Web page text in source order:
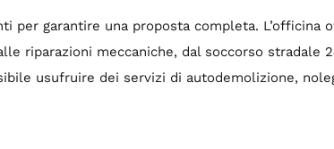
per garantire una proposta completa. L’officina
riparazioni meccaniche, dal soccorso stradale
usufruire dei servizi di autodemolizione,